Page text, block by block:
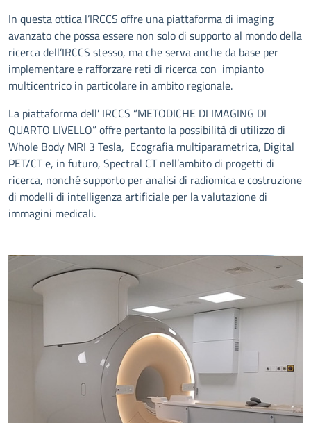
In questa ottica l’IRCCS offre una piattaforma di imaging
avanzato che possa essere non solo di supporto al mondo della
ricerca dell’IRCCS stesso, ma che serva anche da base per
implementare e rafforzare reti di ricerca con impianto
multicentrico in particolare in ambito regionale.
La piattaforma dell’ IRCCS “METODICHE DI IMAGING DI
QUARTO LIVELLO” offre pertanto la possibilità di utilizzo di
Whole Body MRI 3 Tesla, Ecografia multiparametrica, Digital
PET/CT e, in futuro, Spectral CT nell’ambito di progetti di
ricerca, nonché supporto per analisi di radiomica e costruzione
di modelli di intelligenza artificiale per la valutazione di
immagini medicali.